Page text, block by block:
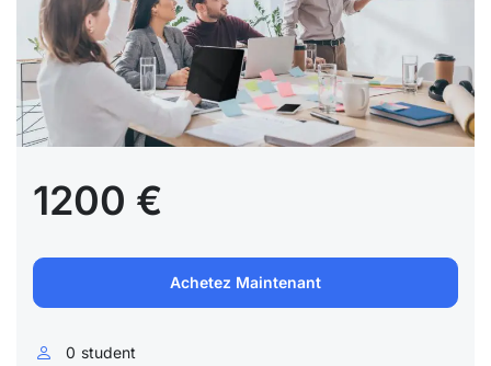
1200 €
Achetez Maintenant
0 student